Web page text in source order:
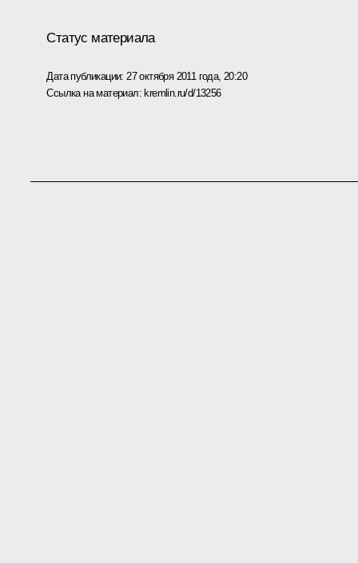
Статус материала
Дата публикации: 27 октября 2011 года, 20:20
Ссылка на материал:kremlin.ru/d/13256